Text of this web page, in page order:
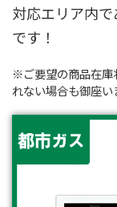
対応エリア内
です！
※ご要望の商品在庫
れない場合も御座い